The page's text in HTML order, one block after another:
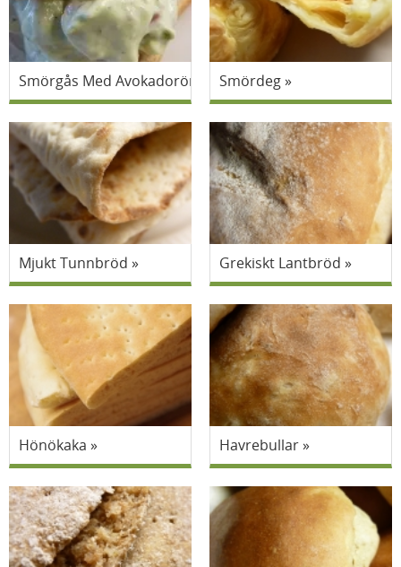
Smörgås Med Avokadoröra Smördeg
Mjukt Tunnbröd Grekiskt Lantbröd
Hönökaka Havrebullar